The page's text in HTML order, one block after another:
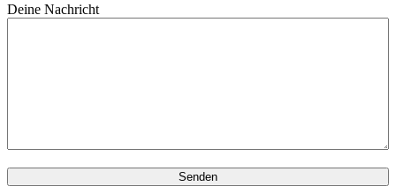
Deine Nachricht